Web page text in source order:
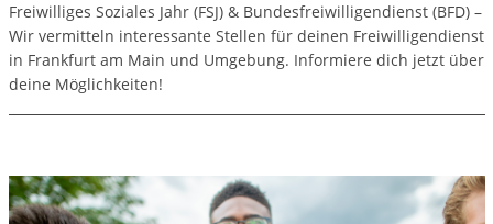
Freiwilliges Soziales Jahr (FSJ) & Bundesfreiwilligendienst (BFD) –
Wir vermitteln interessante Stellen für deinen Freiwilligendienst
in Frankfurt am Main und Umgebung. Informiere dich jetzt über
deine Möglichkeiten!